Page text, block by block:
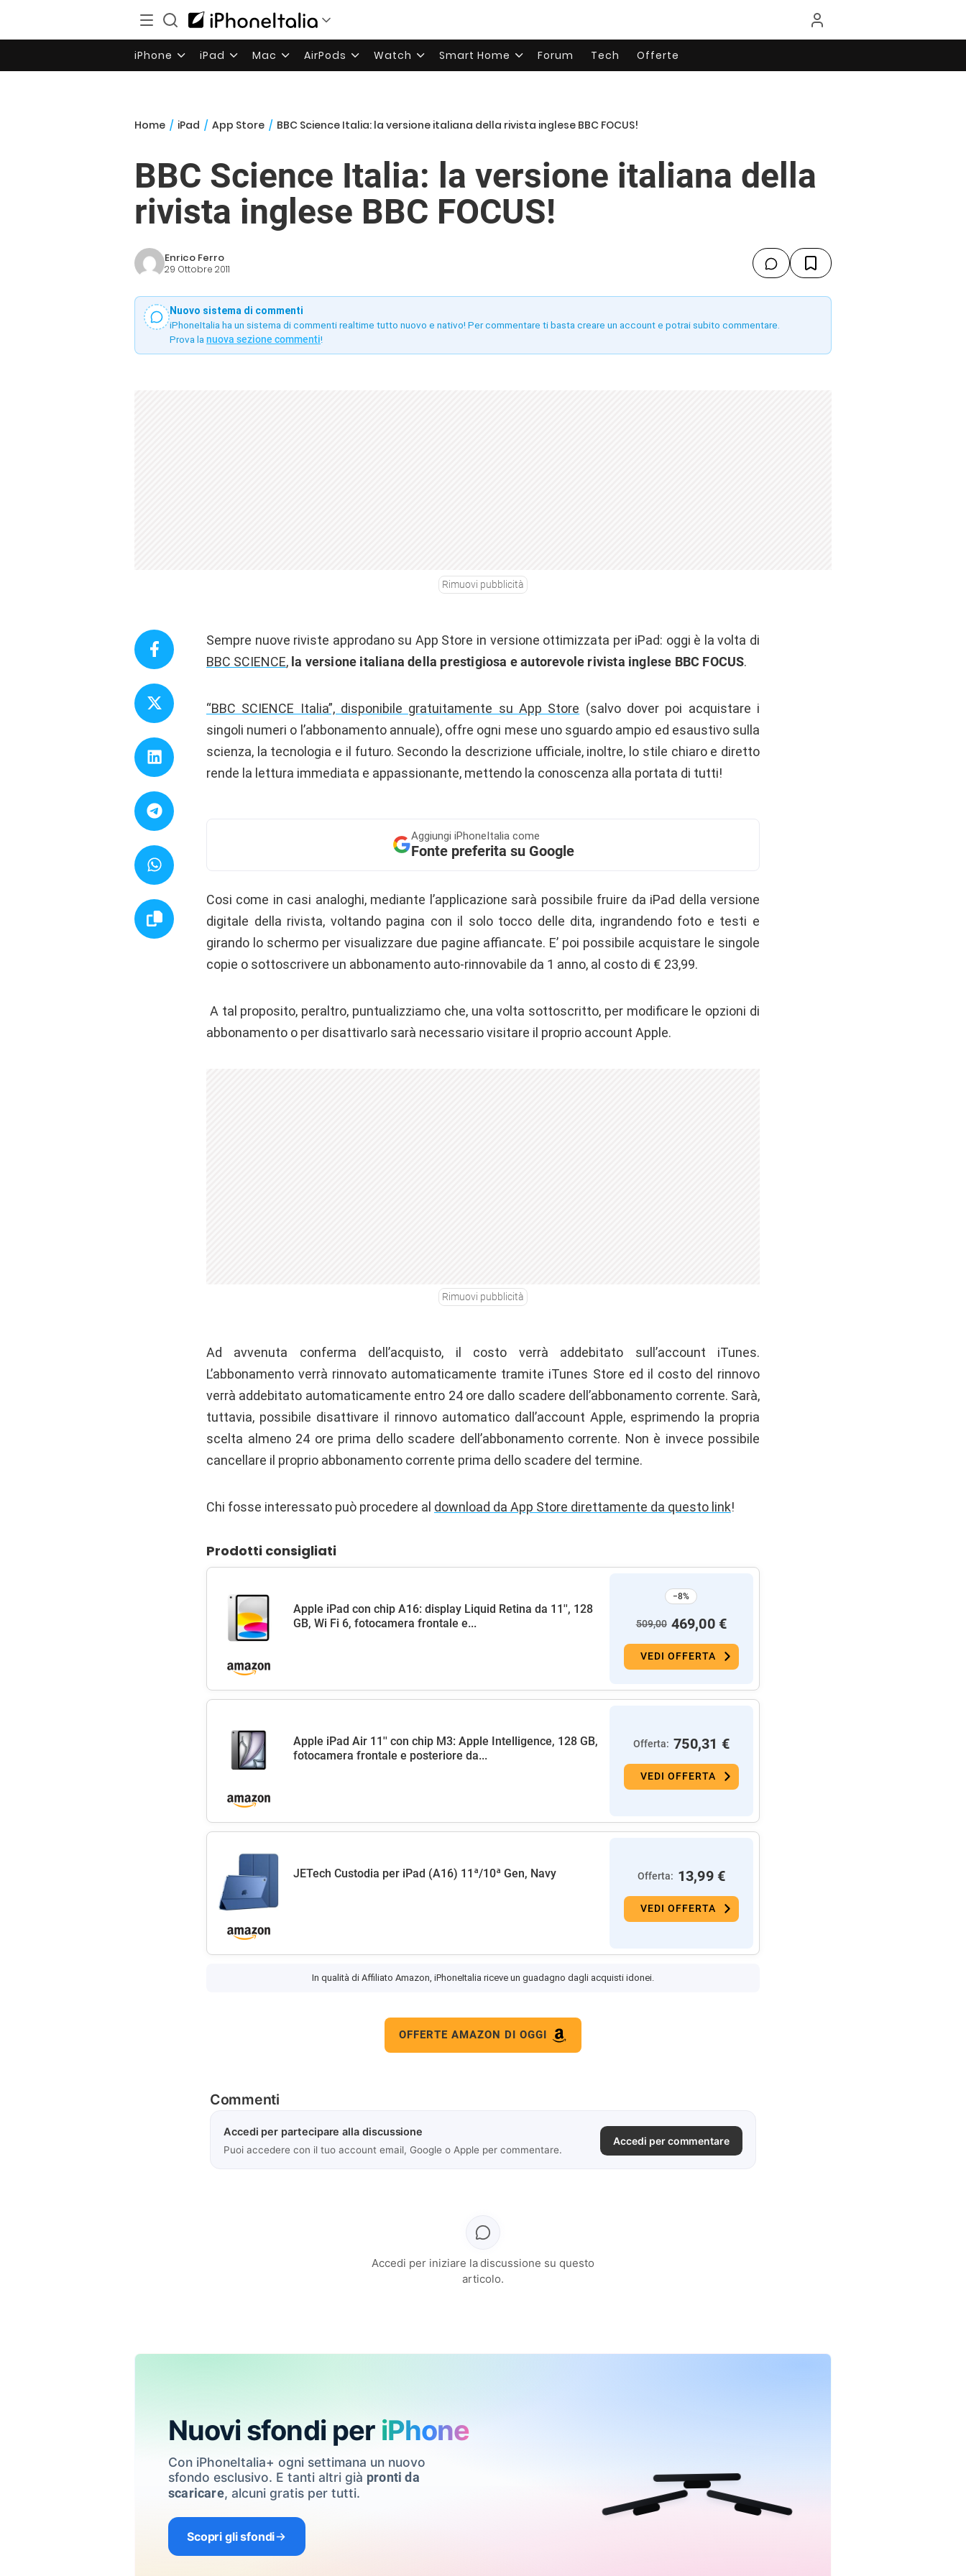
iPhone iPad Mac AirPods Watch Smart Home Forum Tech Offerte
Home / iPad / App Store / BBC Science Italia: la versione italiana della rivista inglese BBC FOCUS!
BBC Science Italia: la versione italiana della
rivista inglese BBC FOCUS!
Enrico Ferro
29 Ottobre 2011
Nuovo sistema di commenti
iPhoneItalia ha un sistema di commenti realtime tutto nuovo e nativo! Per commentare ti basta creare un account e potrai subito commentare.
Prova la nuova sezione commenti!
Rimuovi pubblicità
Sempre nuove riviste approdano su App Store in versione ottimizzata per iPad: oggi è la volta di
BBC SCIENCE, la versione italiana della prestigiosa e autorevole rivista inglese BBC FOCUS.
“BBC SCIENCE Italia”, disponibile gratuitamente su App Store (salvo dover poi acquistare i
singoli numeri o l’abbonamento annuale), offre ogni mese uno sguardo ampio ed esaustivo sulla
scienza, la tecnologia e il futuro. Secondo la descrizione ufficiale, inoltre, lo stile chiaro e diretto
rende la lettura immediata e appassionante, mettendo la conoscenza alla portata di tutti!
Aggiungi iPhoneItalia come
Fonte preferita su Google
Cosi come in casi analoghi, mediante l’applicazione sarà possibile fruire da iPad della versione
digitale della rivista, voltando pagina con il solo tocco delle dita, ingrandendo foto e testi e
girando lo schermo per visualizzare due pagine affiancate. E’ poi possibile acquistare le singole
copie o sottoscrivere un abbonamento auto-rinnovabile da 1 anno, al costo di € 23,99.
A tal proposito, peraltro, puntualizziamo che, una volta sottoscritto, per modificare le opzioni di
abbonamento o per disattivarlo sarà necessario visitare il proprio account Apple.
Rimuovi pubblicità
Ad avvenuta conferma dell’acquisto, il costo verrà addebitato sull’account iTunes.
L’abbonamento verrà rinnovato automaticamente tramite iTunes Store ed il costo del rinnovo
verrà addebitato automaticamente entro 24 ore dallo scadere dell’abbonamento corrente. Sarà,
tuttavia, possibile disattivare il rinnovo automatico dall’account Apple, esprimendo la propria
scelta almeno 24 ore prima dello scadere dell’abbonamento corrente. Non è invece possibile
cancellare il proprio abbonamento corrente prima dello scadere del termine.
Chi fosse interessato può procedere al download da App Store direttamente da questo link!
Prodotti consigliati
Apple iPad con chip A16: display Liquid Retina da 11'', 128
GB, Wi Fi 6, fotocamera frontale e...
−8%
509,00 469,00 €
VEDI OFFERTA
Apple iPad Air 11'' con chip M3: Apple Intelligence, 128 GB,
fotocamera frontale e posteriore da...
Offerta: 750,31 €
VEDI OFFERTA
JETech Custodia per iPad (A16) 11ª/10ª Gen, Navy Offerta: 13,99 €
VEDI OFFERTA
In qualità di Affiliato Amazon, iPhoneItalia riceve un guadagno dagli acquisti idonei.
OFFERTE AMAZON DI OGGI
Commenti
Accedi per partecipare alla discussione
Puoi accedere con il tuo account email, Google o Apple per commentare.
Accedi per commentare
Accedi per iniziare la discussione su questo
articolo.
Nuovi sfondi per iPhone
Con iPhoneItalia+ ogni settimana un nuovo
sfondo esclusivo. E tanti altri già pronti da
scaricare, alcuni gratis per tutti.
Scopri gli sfondi